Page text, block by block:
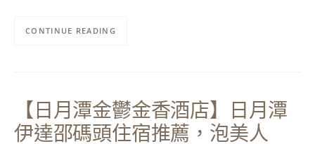
CONTINUE READING
【日月潭金鬱金香酒店】日月潭
伊達邵碼頭住宿推薦，泡美人